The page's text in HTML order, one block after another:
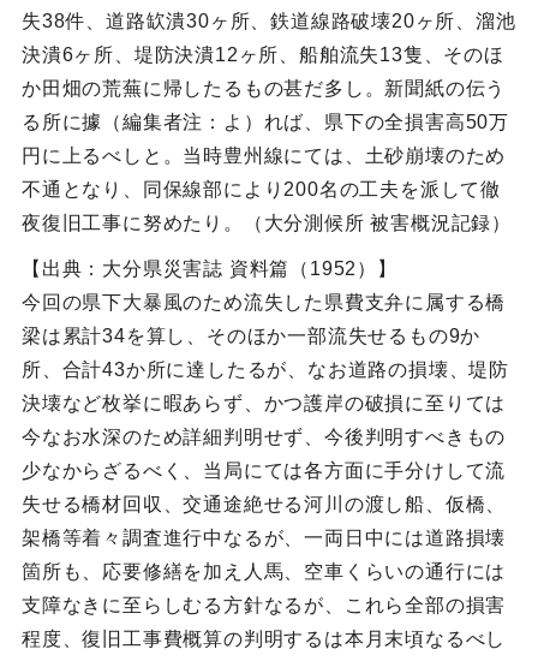
失38件、道路缼潰30ヶ所、鉄道線路破壊20ヶ所、溜池
決潰6ヶ所、堤防決潰12ヶ所、船舶流失13隻、そのほ
か田畑の荒蕪に帰したるもの甚だ多し。新聞紙の伝う
る所に據（編集者注：よ）れば、県下の全損害高50万
円に上るべしと。当時豊州線にては、土砂崩壊のため
不通となり、同保線部により200名の工夫を派して徹
夜復旧工事に努めたり。（大分測候所 被害概況記録）
【出典：大分県災害誌 資料篇（1952）】
今回の県下大暴風のため流失した県費支弁に属する橋
梁は累計34を算し、そのほか一部流失せるもの9か
所、合計43か所に達したるが、なお道路の損壊、堤防
決壊など枚挙に暇あらず、かつ護岸の破損に至りては
今なお水深のため詳細判明せず、今後判明すべきもの
少なからざるべく、当局にては各方面に手分けして流
失せる橋材回収、交通途絶せる河川の渡し船、仮橋、
架橋等着々調査進行中なるが、一両日中には道路損壊
箇所も、応要修繕を加え人馬、空車くらいの通行には
支障なきに至らしむる方針なるが、これら全部の損害
程度、復旧工事費概算の判明するは本月末頃なるべし